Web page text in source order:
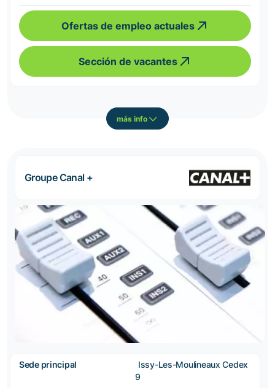
Ofertas de empleo actuales
Sección de vacantes
más info
Groupe Canal +
Sede principal
Issy-Les-Moulineaux Cedex
9